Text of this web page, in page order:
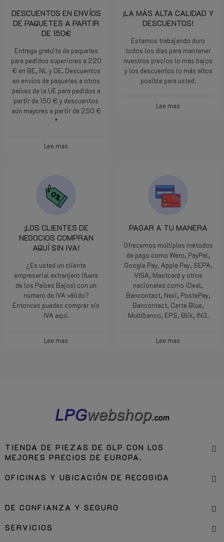
DESCUENTOS EN ENVÍOS
DE PAQUETES A PARTIR
DE 150€
Entrega gratuita de paquetes
para pedidos superiores a 220
€ en BE, NL y DE. Descuentos
en envíos de paquetes a otros
países de la UE para pedidos a
partir de 150 € y descuentos
aún mayores a partir de 250 €
*
Lee mas
¡LA MÁS ALTA CALIDAD Y
DESCUENTOS!
Estamos trabajando duro
todos los días para mantener
nuestros precios lo más bajos
y los descuentos lo más altos
posible para usted.
Lee mas
¡LOS CLIENTES DE
NEGOCIOS COMPRAN
AQUÍ SIN IVA!
¿Es usted un cliente
empresarial extranjero (fuera
de los Países Bajos) con un
número de IVA válido?
Entonces puedes comprar sin
IVA aquí.
Lee mas
PAGAR A TU MANERA
Ofrecemos múltiples métodos
de pago como Wero, PayPal,
Google Pay, Apple Pay, SEPA,
VISA, Mastcard y otros
nacionales como iDeal,
Bancontact, Nexi, PostePay,
Bancontact, Carte Blue,
Multibanco, EPS, Blik, IN3.
Lee mas
TIENDA DE PIEZAS DE GLP CON LOS
MEJORES PRECIOS DE EUROPA.
OFICINAS Y UBICACIÓN DE RECOGIDA
DE CONFIANZA Y SEGURO
SERVICIOS